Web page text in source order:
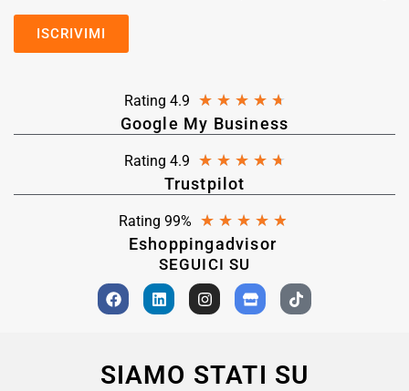
Rating 4.9 ★ ★ ★ ★ ★
Google My Business
Rating 4.9 ★ ★ ★ ★ ★
Trustpilot
Rating 99% ★ ★ ★ ★ ★
Eshoppingadvisor
SEGUICI SU
SIAMO STATI SU